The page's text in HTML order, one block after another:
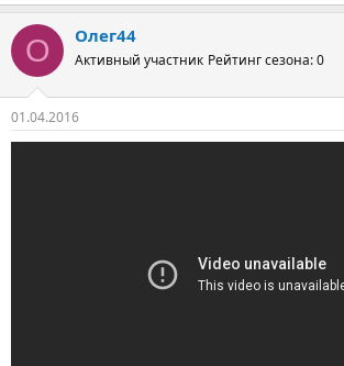
О Олег44
Активный участник Рейтинг сезона: 0
01.04.2016